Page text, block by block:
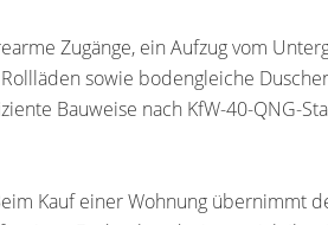
Zugänge, ein Aufzug vom
sowie bodengleiche
Bauweise nach KfW-40-QNG-
Kauf einer Wohnung übernimmt